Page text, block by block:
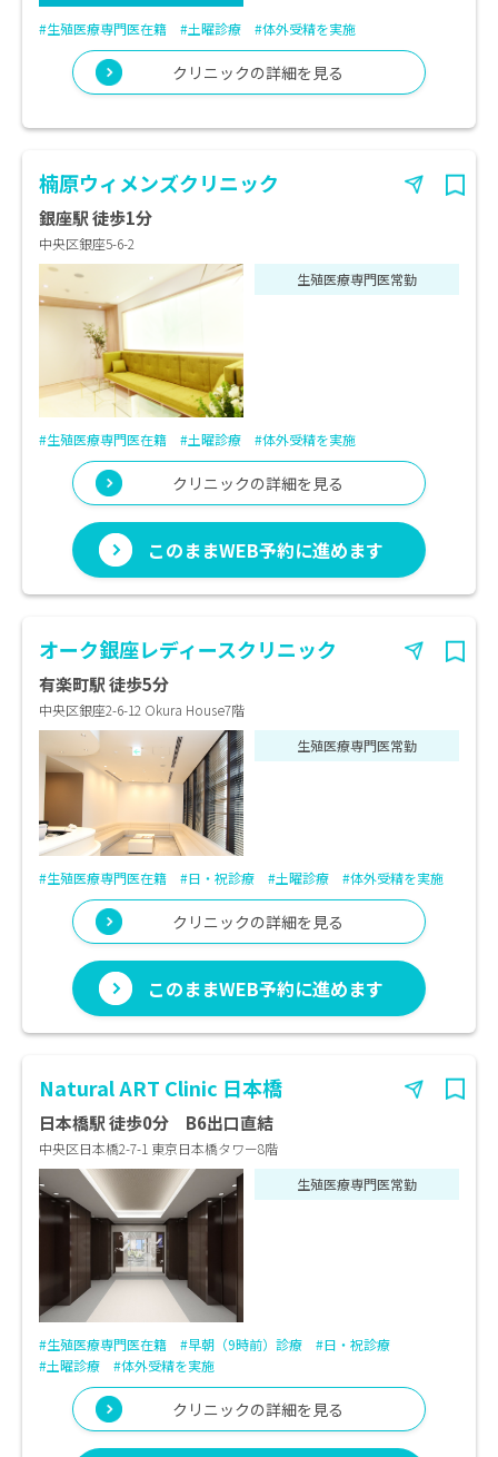
#生殖医療専門医在籍 #土曜診療 #体外受精を実施
クリニックの詳細を見る
楠原ウィメンズクリニック
銀座駅 徒歩1分
中央区銀座5-6-2
生殖医療専門医常勤
#生殖医療専門医在籍 #土曜診療 #体外受精を実施
クリニックの詳細を見る
このままWEB予約に進めます
オーク銀座レディースクリニック
有楽町駅 徒歩5分
中央区銀座2-6-12 Okura House7階
生殖医療専門医常勤
#生殖医療専門医在籍 #日・祝診療 #土曜診療 #体外受精を実施
クリニックの詳細を見る
このままWEB予約に進めます
Natural ART Clinic 日本橋
日本橋駅 徒歩0分 B6出口直結
中央区日本橋2-7-1 東京日本橋タワー8階
生殖医療専門医常勤
#生殖医療専門医在籍 #早朝（9時前）診療
#日・祝診療
#土曜診療
#体外受精を実施
クリニックの詳細を見る